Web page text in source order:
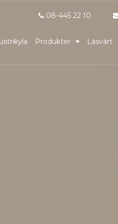
08-445 22 10
Produkter Läsvärt